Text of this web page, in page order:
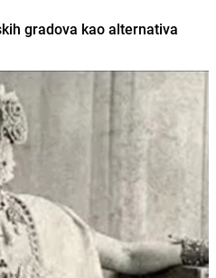
gradova kao alternativa